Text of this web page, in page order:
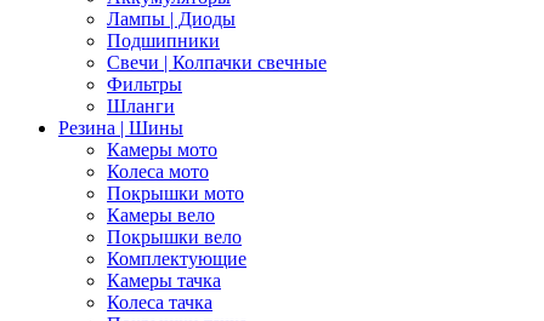
Лампы | Диоды
Подшипники
Свечи | Колпачки свечные
Фильтры
Шланги
Резина | Шины
Камеры мото
Колеса мото
Покрышки мото
Камеры вело
Покрышки вело
Комплектующие
Камеры тачка
Колеса тачка